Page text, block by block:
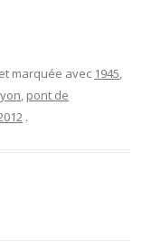
marquée avec 1945,
, pont de
.